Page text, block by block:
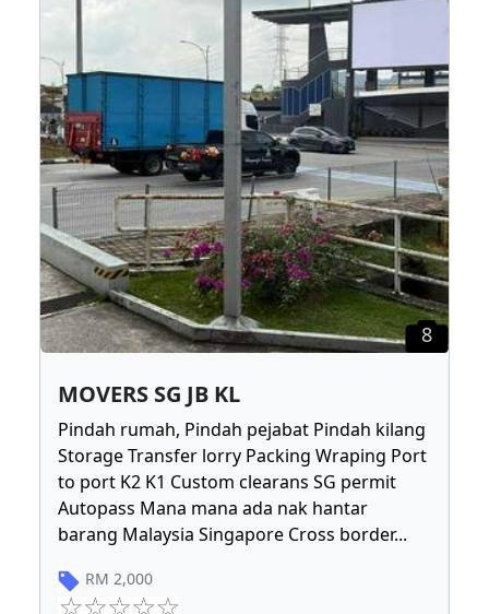
8
MOVERS SG JB KL
Pindah rumah, Pindah pejabat Pindah kilang
Storage Transfer lorry Packing Wraping Port
to port K2 K1 Custom clearans SG permit
Autopass Mana mana ada nak hantar
barang Malaysia Singapore Cross border...
RM 2,000